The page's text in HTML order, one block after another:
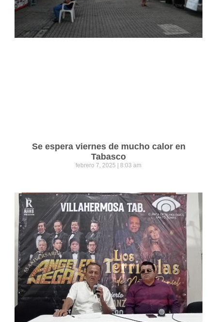
Se espera viernes de mucho calor en
Tabasco
febrero 7, 2025 8:03 am